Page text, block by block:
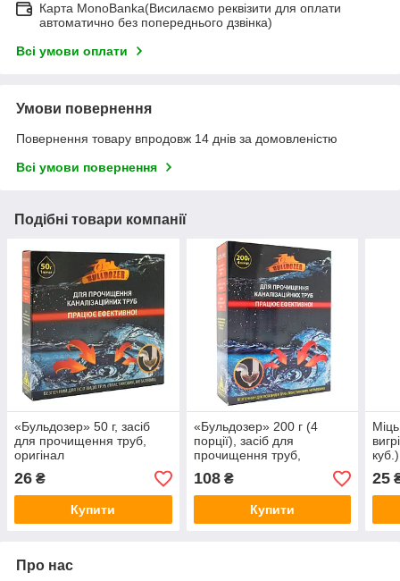
Карта MonoBanka(Висилаємо реквізити для оплати
автоматично без попереднього дзвінка)
Всі умови оплати
Умови повернення
Повернення товару впродовж 14 днів за домовленістю
Всі умови повернення
Подібні товари компанії
«Бульдозер» 50 г, засіб
для прочищення труб,
оригінал
26 ₴
Купити
«Бульдозер» 200 г (4
порції), засіб для
прочищення труб,
108₴
Купити
25
Про нас